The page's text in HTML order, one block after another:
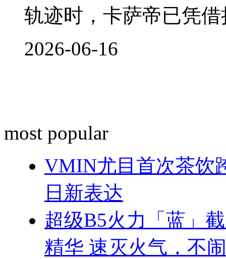
轨迹时，卡萨帝已凭
2026-06-16
most popular
VMIN尤目首次茶饮
日新表达
超级B5火力「蓝」
精华 速灭火气，不